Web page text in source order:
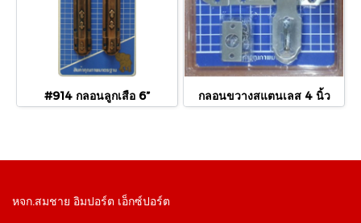
#914 กลอนลูกเสือ 6” กลอนขวางสแตนเลส 4 นิ้ว
หจก.สมชาย อิมปอร์ต เอ็กซ์ปอร์ต